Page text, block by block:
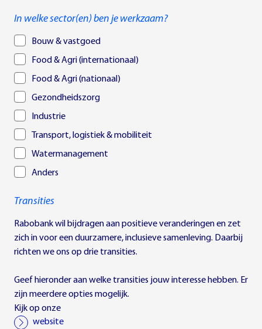
In welke sector(en) ben je werkzaam?
Bouw & vastgoed
Food & Agri (internationaal)
Food & Agri (nationaal)
Gezondheidszorg
Industrie
Transport, logistiek & mobiliteit
Watermanagement
Anders
Transities
Rabobank wil bijdragen aan positieve veranderingen en zet
zich in voor een duurzamere, inclusieve samenleving. Daarbij
richten we ons op drie transities.
Geef hieronder aan welke transities jouw interesse hebben. Er
zijn meerdere opties mogelijk.
Kijk op onze
website